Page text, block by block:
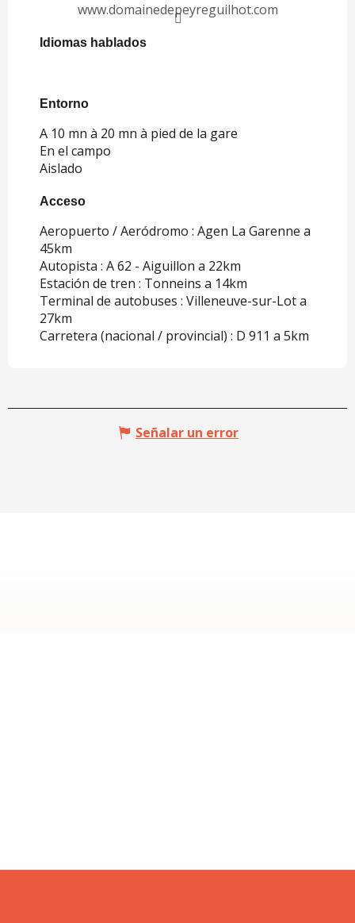
www.domainedepeyreguilhot.com
Idiomas hablados
Idiomas hablados
Entorno
Entorno
A 10 mn à 20 mn à pied de la gare
En el campo
Aislado
Acceso
Acceso
Aeropuerto / Aeródromo : Agen La Garenne a
45km
Autopista : A 62 - Aiguillon a 22km
Estación de tren : Tonneins a 14km
Terminal de autobuses : Villeneuve-sur-Lot a
27km
Carretera (nacional / provincial) : D 911 a 5km
Señalar un error